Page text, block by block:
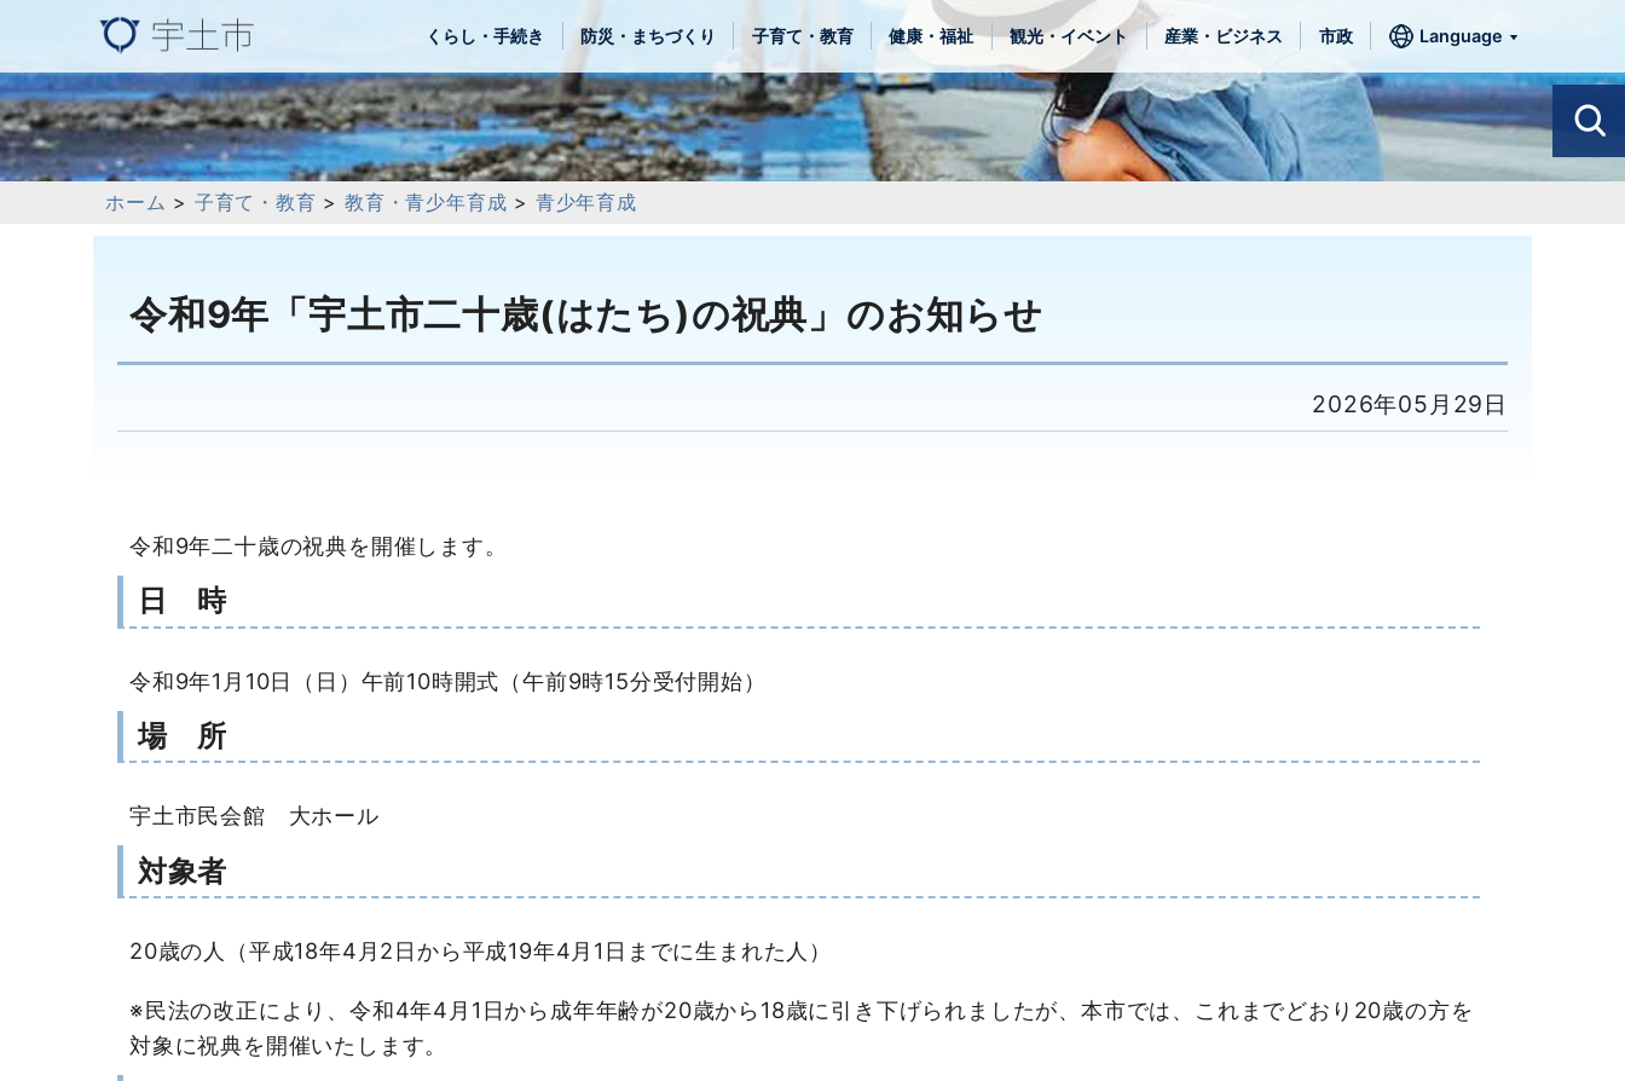
くらし・手続き 防災・まちづくり 子育て・教育 健康・福祉 観光・イベント 産業・ビジネス 市政 Language
ホーム > 子育て・教育 >教育・青少年育成 > 青少年育成
令和9年「宇土市二十歳(はたち)の祝典」のお知らせ
2026年05月29日
令和9年二十歳の祝典を開催します。
日 時
令和9年1月10日（日）午前10時開式（午前9時15分受付開始）
場 所
宇土市民会館 大ホール
対象者
20歳の人（平成18年4月2日から平成19年4月1日までに生まれた人）
※民法の改正により、令和4年4月1日から成年年齢が20歳から18歳に引き下げられましたが、本市では、これまでどおり20歳の方を
対象に祝典を開催いたします。